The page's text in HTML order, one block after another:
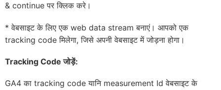
& continue पर क्लिक करे।
* वेबसाइट के लिए एक web data stream बनाएं। आपको एक
tracking code मिलेगा, जिसे अपनी वेबसाइट में जोड़ना होगा।
Tracking Codeजोड़ें:
GA4 का tracking code यानि measurement Id वेबसाइट के